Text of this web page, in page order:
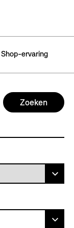
Shop-ervaring